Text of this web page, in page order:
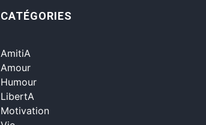
CATÉGORIES
AmitiA
Amour
Humour
LibertA
Motivation